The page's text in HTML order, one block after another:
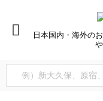
日本国内・海外の